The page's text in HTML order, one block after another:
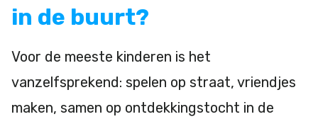
in de buurt?
Voor de meeste kinderen is het
vanzelfsprekend: spelen op straat, vriendjes
maken, samen op ontdekkingstocht in de